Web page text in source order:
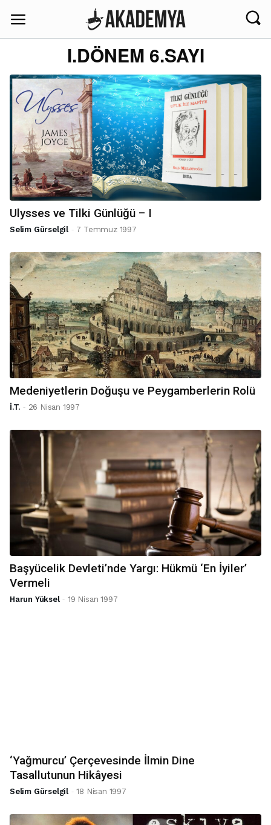
I.DÖNEM 6.SAYI
Ulysses ve Tilki Günlüğü – I
Selim Gürselgil - 7 Temmuz 1997
Medeniyetlerin Doğuşu ve Peygamberlerin Rolü
İ.T. - 26 Nisan 1997
Başyücelik Devleti’nde Yargı: Hükmü ‘En İyiler’
Vermeli
Harun Yüksel - 19 Nisan 1997
‘Yağmurcu’ Çerçevesinde İlmin Dine
Tasallutunun Hikâyesi
Selim Gürselgil - 18 Nisan 1997